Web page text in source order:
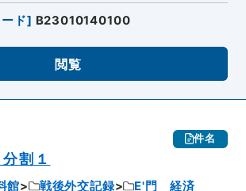
ド] B23010140100
閲覧
件名
割１
館 戦後外交記録
E'門 経済